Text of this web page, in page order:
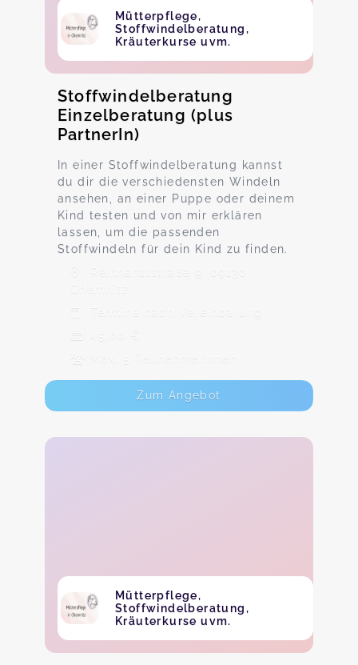
Mütterpflege,
Stoffwindelberatung,
Kräuterkurse uvm.
Stoffwindelberatung
Einzelberatung (plus
PartnerIn)
In einer Stoffwindelberatung kannst
du dir die verschiedensten Windeln
ansehen, an einer Puppe oder deinem
Kind testen und von mir erklären
lassen, um die passenden
Stoffwindeln für dein Kind zu finden.
Reinhardtstraße 9, 09130
Chemnitz
Termine nach Vereinbarung
45,00 €
Max. 5 TeilnehmerInnen
Zum Angebot
Mütterpflege,
Stoffwindelberatung,
Kräuterkurse uvm.